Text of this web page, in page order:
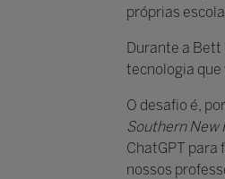
próprias
Durante a Bett
tecnologia que
O desafio é,
Southern New
ChatGPT para
nossos